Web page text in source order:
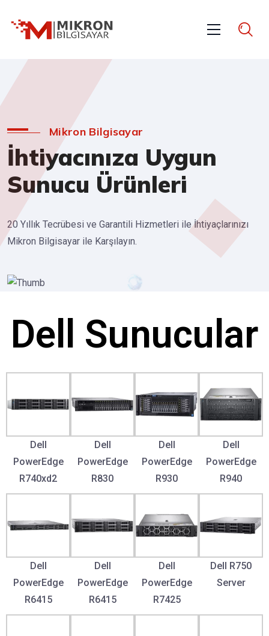
Mikron Bilgisayar
İhtiyacınıza Uygun
Sunucu Ürünleri
20 Yıllık Tecrübesi ve Garantili Hizmetleri ile İhtiyaçlarınızı
Mikron Bilgisayar ile Karşılayın.
Dell Sunucular
Dell
PowerEdge
R740xd2
Dell
PowerEdge
R830
Dell
PowerEdge
R930
Dell
PowerEdge
R940
Dell
PowerEdge
R6415
Dell
PowerEdge
R6415
Dell
PowerEdge
R7425
Dell R750
Server